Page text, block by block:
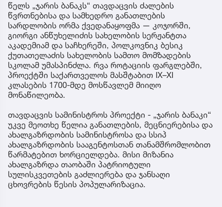
წელს „ჯარის ბანაკს“ თავდაცვის ძალების
წვრთნებისა და სამხედრო განათლების
სარდლობის ორმა ქვედანაყოფმა — კოჯორში,
გიორგი ანწუხელიძის სახელობის სერჟანტთა
აკადემიამ და საჩხერეში, პოლკოვნიკ ბესიკ
ქუთათელაძის სახელობის სამთო მომზადების
სკოლამ უმასპინძლა. რვა როტაციის ფარგლებში,
პროექტში საქართველოს მასშტაბით IX–XI
კლასების 1700-მდე მოსწავლემ მიიღო
მონაწილეობა.
თავდაცვის სამინისტროს პროექტი - „ჯარის ბანაკი“
უკვე მეოთხე წელია განათლების, მეცნიერებისა და
ახალგაზრდობის სამინისტროსა და სსიპ
ახალგაზრდობის სააგენტოსთან თანამშრომლობით
წარმატებით ხორციელდება. მისი მიზანია
ახალგაზრდა თაობაში პატრიოტული
სულისკვეთების გაძლიერება და ჯანსაღი
ცხოვრების წესის პოპულარიზაცია.